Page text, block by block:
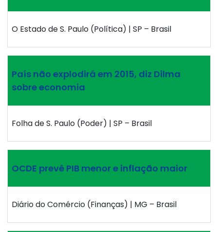
O Estado de S. Paulo (Política) | SP – Brasil
País não explodirá em 2015, diz Dilma
sobre economia
Folha de S. Paulo (Poder) | SP – Brasil
OCDE prevê PIB menor e inflação maior
Diário do Comércio (Finanças) | MG – Brasil